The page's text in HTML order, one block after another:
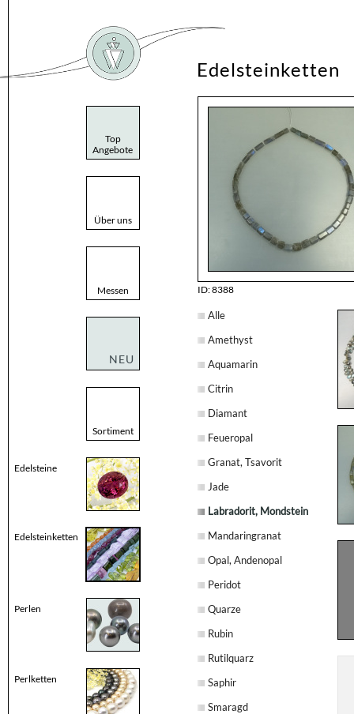
Top
Angebote
Über uns
Messen
NEU
Sortiment
Edelsteine
Edelsteinketten
Perlen
Perlketten
Edelsteinketten
ID: 8388
Alle
Amethyst
Aquamarin
Citrin
Diamant
Feueropal
Granat, Tsavorit
Jade
Labradorit, Mondstein
Mandaringranat
Opal, Andenopal
Peridot
Quarze
Rubin
Rutilquarz
Saphir
Smaragd